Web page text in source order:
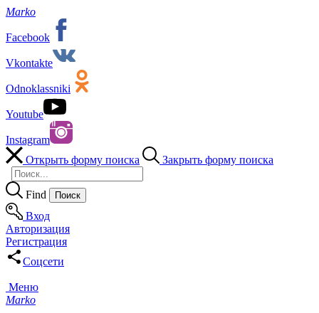
Marko
Facebook
Vkontakte
Odnoklassniki
Youtube
Instagram
Открыть форму поиска
Закрыть форму поиска
Find
Вход
Авторизация
Регистрация
Соцсети
Меню
Marko